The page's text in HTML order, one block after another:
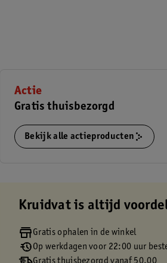
Actie
Gratis thuisbezorgd
Bekijk alle actieproducten
Kruidvat is altijd
Gratis ophalen in de winkel
Op werkdagen voor 22:00 uur